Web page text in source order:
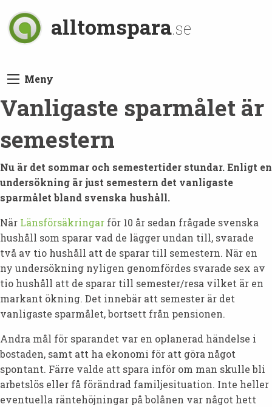
alltomspara.se
Meny
Vanligaste sparmålet är
semestern
Nu är det sommar och semestertider stundar. Enligt en
undersökning är just semestern det vanligaste
sparmålet bland svenska hushåll.
När Länsförsäkringar för 10 år sedan frågade svenska
hushåll som sparar vad de lägger undan till, svarade
två av tio hushåll att de sparar till semestern. När en
ny undersökning nyligen genomfördes svarade sex av
tio hushåll att de sparar till semester/resa vilket är en
markant ökning. Det innebär att semester är det
vanligaste sparmålet, bortsett från pensionen.
Andra mål för sparandet var en oplanerad händelse i
bostaden, samt att ha ekonomi för att göra något
spontant. Färre valde att spara inför om man skulle bli
arbetslös eller få förändrad familjesituation. Inte heller
eventuella räntehöjningar på bolånen var något hett